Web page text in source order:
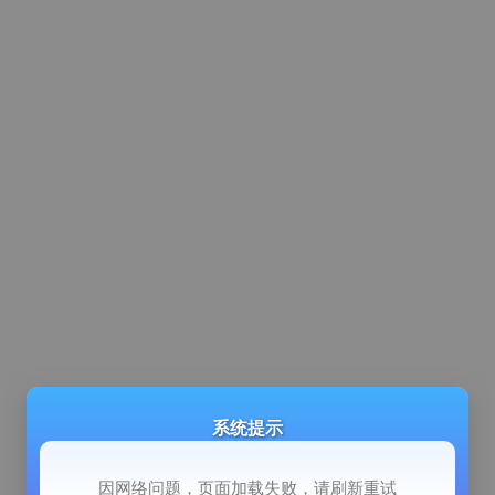
系统提示
因网络问题，页面加载失败，请刷新重试